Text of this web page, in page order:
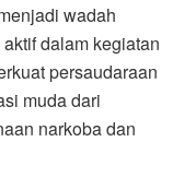
wadah
dalam kegiatan
persaudaraan
muda dari
narkoba dan